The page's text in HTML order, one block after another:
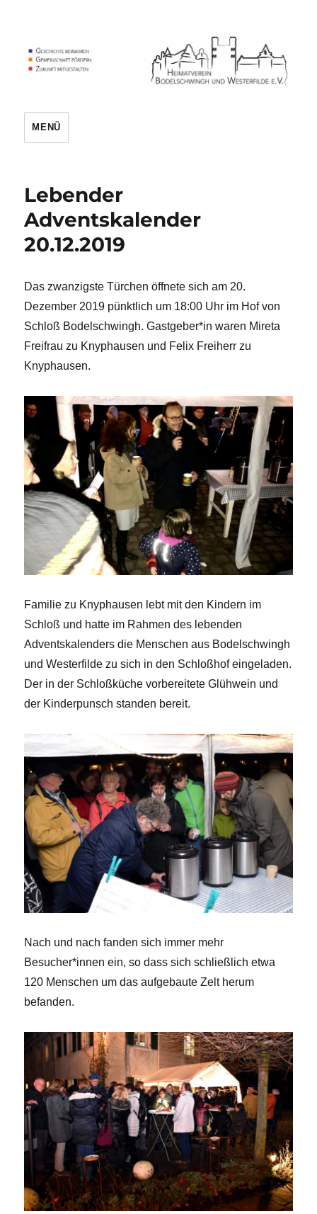
MENÜ
Lebender
Adventskalender
20.12.2019
Das zwanzigste Türchen öffnete sich am 20.
Dezember 2019 pünktlich um 18:00 Uhr im Hof von
Schloß Bodelschwingh. Gastgeber*in waren Mireta
Freifrau zu Knyphausen und Felix Freiherr zu
Knyphausen.
Familie zu Knyphausen lebt mit den Kindern im
Schloß und hatte im Rahmen des lebenden
Adventskalenders die Menschen aus Bodelschwingh
und Westerfilde zu sich in den Schloßhof eingeladen.
Der in der Schloßküche vorbereitete Glühwein und
der Kinderpunsch standen bereit.
Nach und nach fanden sich immer mehr
Besucher*innen ein, so dass sich schließlich etwa
120 Menschen um das aufgebaute Zelt herum
befanden.